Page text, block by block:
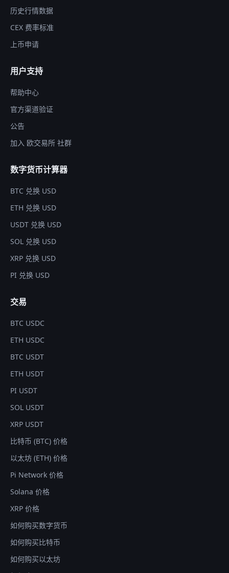
历史行情数据
CEX 费率标准
上币申请
用户支持
帮助中心
官方渠道验证
公告
加入 欧交易所 社群
数字货币计算器
BTC 兑换 USD
ETH 兑换 USD
USDT 兑换 USD
SOL 兑换 USD
XRP 兑换 USD
PI 兑换 USD
交易
BTC USDC
ETH USDC
BTC USDT
ETH USDT
PI USDT
SOL USDT
XRP USDT
比特币 (BTC) 价格
以太坊 (ETH) 价格
Pi Network 价格
Solana 价格
XRP 价格
如何购买数字货币
如何购买比特币
如何购买以太坊